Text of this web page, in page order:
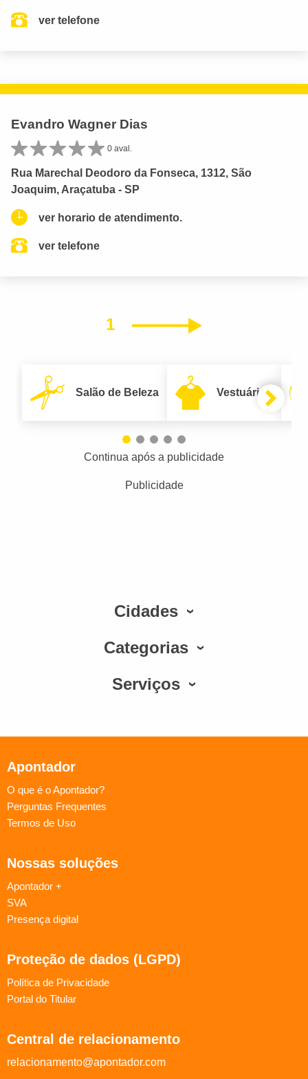
ver telefone
Evandro Wagner Dias
0 aval.
Rua Marechal Deodoro da Fonseca, 1312, São
Joaquim, Araçatuba - SP
ver horario de atendimento.
ver telefone
1 Próximo
Salão de Beleza Vestuário
Continua após a publicidade
Publicidade
Cidades
Categorias
Serviços
Apontador
O que é o Apontador?
Perguntas Frequentes
Termos de Uso
Nossas soluções
Apontador +
SVA
Presença digital
Proteção de dados (LGPD)
Política de Privacidade
Portal do Titular
Central de relacionamento
relacionamento@apontador.com